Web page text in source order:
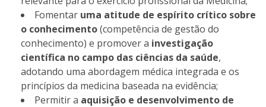
Fomentar uma atitude de espírito crítico sobre
o conhecimento(competência de gestão do
conhecimento) e promover a investigação
científica no campo das ciências da saúde,
adotando uma abordagem médica integrada e os
princípios da medicina baseada na evidência;
Permitir a aquisição e desenvolvimento de